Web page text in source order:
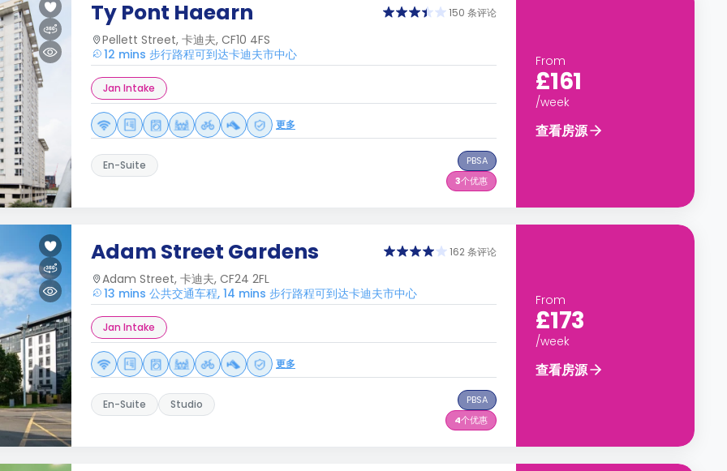
Ty Pont Haearn 150 条评论
Pellett Street, 卡迪夫, CF10 4FS
12 mins 步行路程可到达卡迪夫市中心
Jan Intake
更多
En-Suite
PBSA
3个优惠
From
£161
/week
查看房源
Adam Street Gardens 162 条评论
Adam Street, 卡迪夫, CF24 2FL
13 mins 公共交通车程, 14 mins 步行路程可到达卡迪夫市中心
Jan Intake
更多
En-Suite Studio
PBSA
4个优惠
From
£173
/week
查看房源